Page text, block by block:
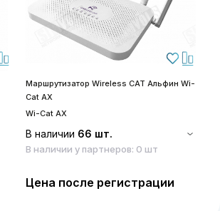
Маршрутизатор Wireless CAT Альфин Wi-
Cat AX
Wi-Cat AX
В наличии 66 шт.
В наличии у партнеров: 0 шт
Цена после регистрации